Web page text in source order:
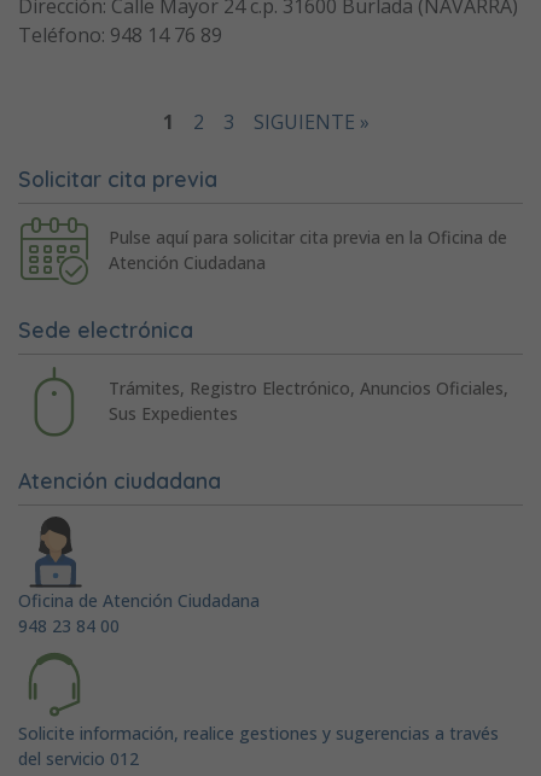
Dirección: Calle Mayor 24 c.p. 31600 Burlada (NAVARRA)
Teléfono: 948 14 76 89
1 2 3 SIGUIENTE »
Solicitar cita previa
Pulse aquí para solicitar cita previa en la Oficina de
Atención Ciudadana
Sede electrónica
Trámites, Registro Electrónico, Anuncios Oficiales,
Sus Expedientes
Atención ciudadana
Oficina de Atención Ciudadana
948 23 84 00
Solicite información, realice gestiones y sugerencias a través
del servicio 012